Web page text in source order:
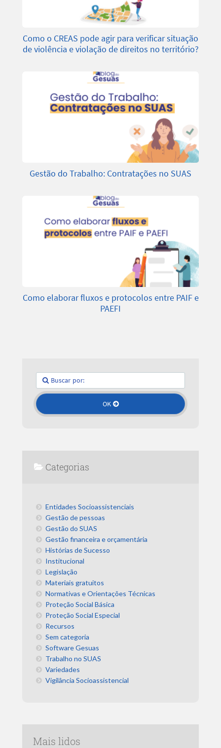
Como o CREAS pode agir para verificar situação
de violência e violação de direitos no território?
Gestão do Trabalho: Contratações no SUAS
Como elaborar fluxos e protocolos entre PAIF e
PAEFI
Categorias
Entidades Socioassistenciais
Gestão de pessoas
Gestão do SUAS
Gestão financeira e orçamentária
Histórias de Sucesso
Institucional
Legislação
Materiais gratuitos
Normativas e Orientações Técnicas
Proteção Social Básica
Proteção Social Especial
Recursos
Sem categoria
Software Gesuas
Trabalho no SUAS
Variedades
Vigilância Socioassistencial
Mais lidos